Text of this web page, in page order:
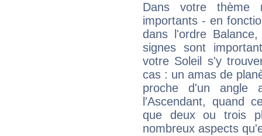
Dans votre thème
importants - en
dans l'ordre
signes sont
votre Soleil s'y
cas : un amas de
proche d'un
l'Ascendant, quand
que deux ou trois
nombreux aspects